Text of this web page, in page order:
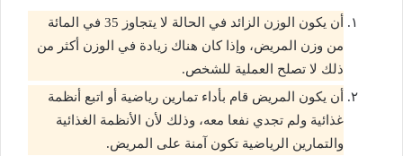
أن يكون الوزن الزائد في الحالة لا يتجاوز 35 في المائة
من وزن المريض، وإذا كان هناك زيادة في الوزن أكثر من
ذلك لا تصلح العملية للشخص.
أن يكون المريض قام بأداء تمارين رياضية أو اتبع أنظمة
غذائية ولم تجدي نفعا معه، وذلك لأن الأنظمة الغذائية
والتمارين الرياضية تكون آمنة على المريض.